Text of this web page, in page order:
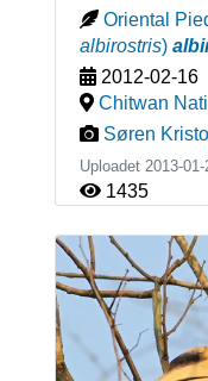
Oriental
albirostris)
2012-02-16
Chitwan
Søren
Uploadet 2013-
1435